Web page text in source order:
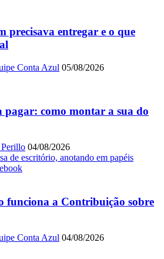
precisava entregar e o que
Conta Azul 05/08/2026
pagar: como montar a sua do
04/08/2026
funciona a Contribuição sobre
Conta Azul 04/08/2026